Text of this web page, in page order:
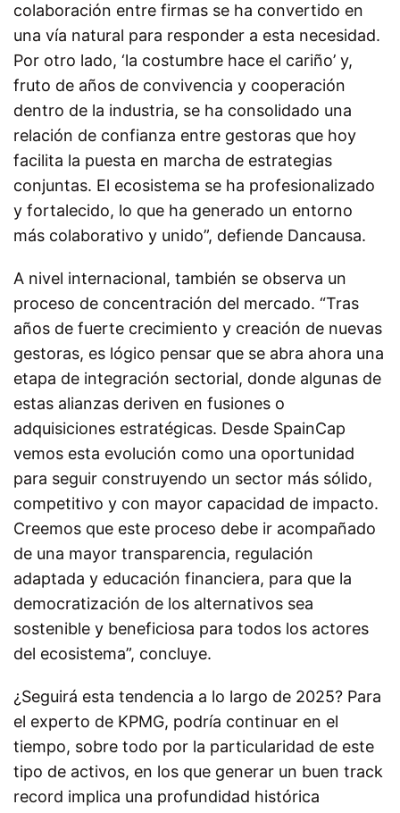
colaboración entre firmas se ha convertido en
una vía natural para responder a esta necesidad.
Por otro lado, ‘la costumbre hace el cariño’ y,
fruto de años de convivencia y cooperación
dentro de la industria, se ha consolidado una
relación de confianza entre gestoras que hoy
facilita la puesta en marcha de estrategias
conjuntas. El ecosistema se ha profesionalizado
y fortalecido, lo que ha generado un entorno
más colaborativo y unido”, defiende Dancausa.
A nivel internacional, también se observa un
proceso de concentración del mercado. “Tras
años de fuerte crecimiento y creación de nuevas
gestoras, es lógico pensar que se abra ahora una
etapa de integración sectorial, donde algunas de
estas alianzas deriven en fusiones o
adquisiciones estratégicas. Desde SpainCap
vemos esta evolución como una oportunidad
para seguir construyendo un sector más sólido,
competitivo y con mayor capacidad de impacto.
Creemos que este proceso debe ir acompañado
de una mayor transparencia, regulación
adaptada y educación financiera, para que la
democratización de los alternativos sea
sostenible y beneficiosa para todos los actores
del ecosistema”, concluye.
¿Seguirá esta tendencia a lo largo de 2025? Para
el experto de KPMG, podría continuar en el
tiempo, sobre todo por la particularidad de este
tipo de activos, en los que generar un buen track
record implica una profundidad histórica